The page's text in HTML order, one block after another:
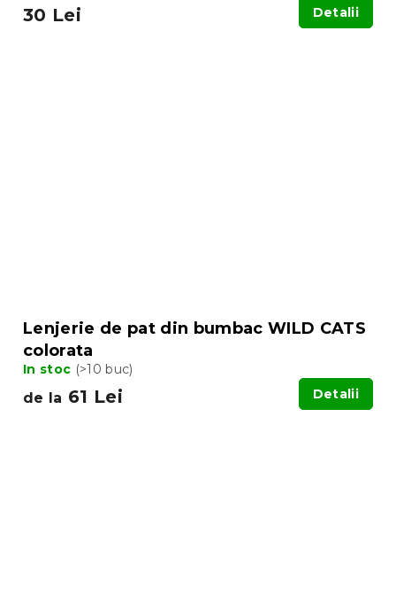
30 Lei Detalii
Lenjerie de pat din bumbac WILD CATS
colorata
In stoc (>10 buc)
de la 61 Lei Detalii